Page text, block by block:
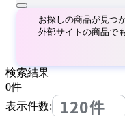
お探しの商品が見つ
外部サイトの商品で
検索結果
0件
表示件数:
120件